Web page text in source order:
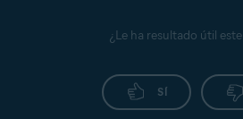
¿Le ha resultado útil
SÍ